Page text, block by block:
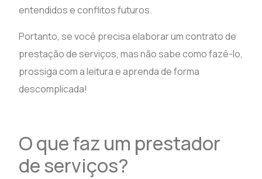
entendidos e conflitos futuros.
Portanto, se você precisa elaborar um contrato de
prestação de serviços, mas não sabe como fazê-lo,
prossiga com a leitura e aprenda de forma
descomplicada!
O que faz um prestador
de serviços?